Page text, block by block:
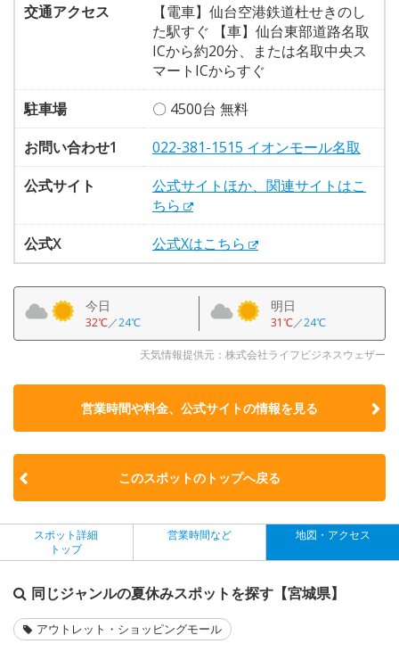
交通アクセス
【電車】仙台空港鉄道杜せきのし
た駅すぐ 【車】仙台東部道路名取
ICから約20分、または名取中央ス
マートICからすぐ
駐車場
〇 4500台 無料
お問い合わせ1
022-381-1515 イオンモール名取
公式サイト
公式サイトほか、関連サイトはこ
ちら
公式X
公式Xはこちら
今日
32℃／24℃
明日
31℃／24℃
天気情報提供元：株式会社ライフビジネスウェザー
営業時間や料金、公式サイトの情報を見る
このスポットのトップへ戻る
スポット詳細
トップ
営業時間など 地図・アクセス
同じジャンルの夏休みスポットを探す【宮城県】
アウトレット・ショッピングモール